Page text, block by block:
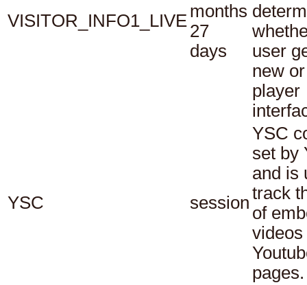
VISITOR_INFO1_LIVEmonths
27
days
user
new
player
YSC session
YSC
set by
and is
track
of
videos
pages.